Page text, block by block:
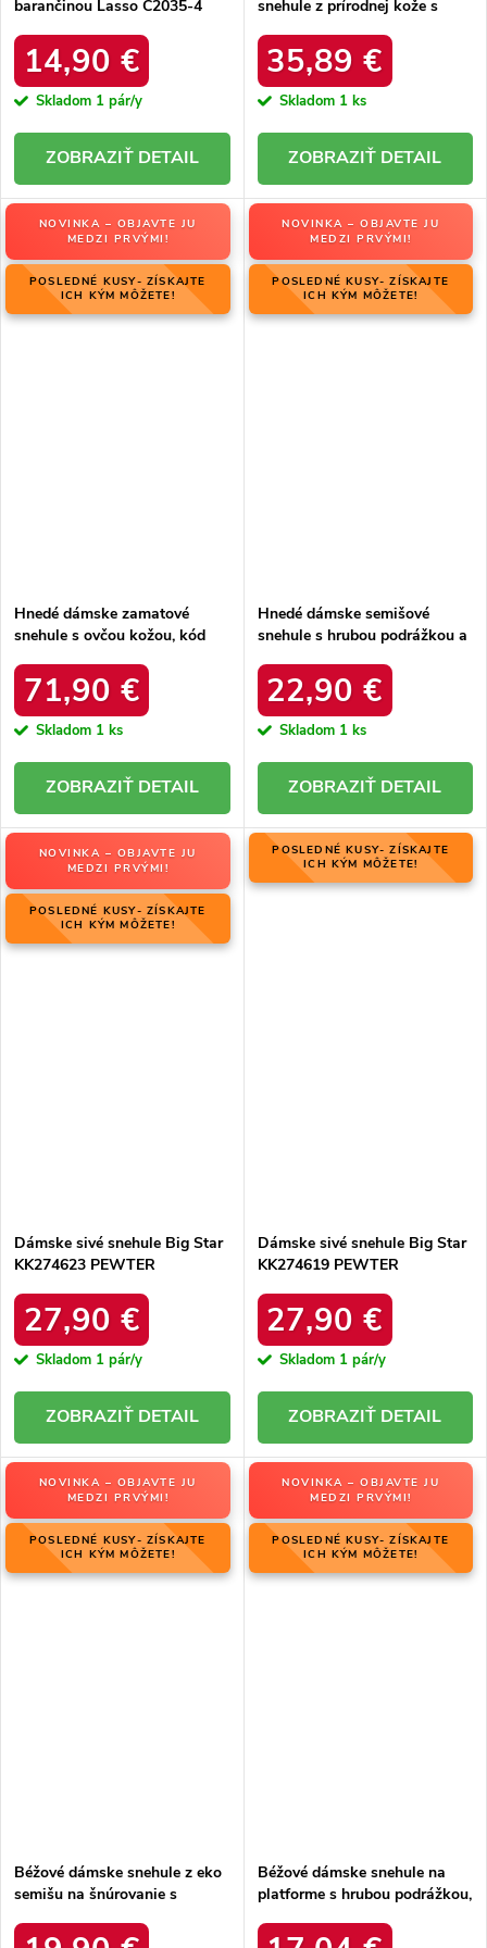
barančinou Lasso C2035-4
14,90 €
Skladom 1 pár/y
DETAIL
snehule z prírodnej kože s
produktu W5821 COFFEE
35,89 €
Skladom 1 ks
DETAIL
NOVINKA – OBJAVTE JU
MEDZI PRVÝMI!
POSLEDNÉ KUSY- ZÍSKAJTE
ICH KÝM MÔŽETE!
Hnedé dámske zamatové
snehule s ovčou kožou, kód
71,90 €
Skladom 1 ks
DETAIL
NOVINKA – OBJAVTE JU
MEDZI PRVÝMI!
POSLEDNÉ KUSY- ZÍSKAJTE
ICH KÝM MÔŽETE!
Hnedé dámske semišové
snehule s hrubou podrážkou a
produktu OO274A098
22,90 €
Skladom 1 ks
DETAIL
NOVINKA – OBJAVTE JU
MEDZI PRVÝMI!
POSLEDNÉ KUSY- ZÍSKAJTE
ICH KÝM MÔŽETE!
Dámske sivé snehule Big Star
KK274623 PEWTER
27,90 €
Skladom 1 pár/y
DETAIL
POSLEDNÉ KUSY- ZÍSKAJTE
ICH KÝM MÔŽETE!
Dámske sivé snehule Big Star
KK274619 PEWTER
27,90 €
Skladom 1 pár/y
DETAIL
NOVINKA – OBJAVTE JU
MEDZI PRVÝMI!
POSLEDNÉ KUSY- ZÍSKAJTE
ICH KÝM MÔŽETE!
Béžové dámske snehule z eko
semišu na šnúrovanie s
produktu C3016 BEIGE
NOVINKA – OBJAVTE JU
MEDZI PRVÝMI!
POSLEDNÉ KUSY- ZÍSKAJTE
ICH KÝM MÔŽETE!
Béžové dámske snehule na
platforme s hrubou podrážkou,
925 KHAKI